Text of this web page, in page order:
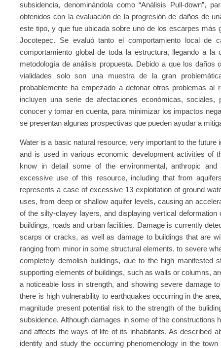
subsidencia, denominándola como “Análisis Pull-down”,
obtenidos con la evaluación de la progresión de daños de
este tipo, y que fue ubicada sobre uno de los escarpes más
Jocotepec. Se evaluó tanto el comportamiento local de
comportamiento global de toda la estructura, llegando a la
metodología de análisis propuesta. Debido a que los
vialidades solo son una muestra de la gran
probablemente ha empezado a detonar otros problemas
incluyen una serie de afectaciones económicas,
conocer y tomar en cuenta, para minimizar los impactos
se presentan algunas prospectivas que pueden ayudar a
Water is a basic natural resource, very important to the future
and is used in various economic development activities of
know in detail some of the environmental, anthropic
excessive use of this resource, including that from
represents a case of excessive 13 exploitation of ground
uses, from deep or shallow aquifer levels, causing an
of the silty-clayey layers, and displaying vertical
buildings, roads and urban facilities. Damage is currently
scarps or cracks, as well as damage to buildings that are
ranging from minor in some structural elements, to severe
completely demolish buildings, due to the high manifested
supporting elements of buildings, such as walls or columns,
a noticeable loss in strength, and showing severe damage
there is high vulnerability to earthquakes occurring in the
magnitude present potential risk to the strength of the
subsidence. Although damages in some of the constructions
and affects the ways of life of its inhabitants. As described
identify and study the occurring phenomenology in the